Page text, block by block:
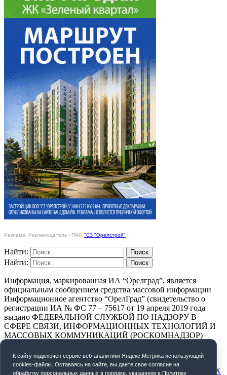
Реклама. Рекламодатель - ПАО "СЗ "Орелстрой"
Найти:
Найти:
Информация, маркированная ИА “Орелград”, является
официальным сообщением средства массовой информации
Информационное агентство “ОрелГрад” (свидетельство о
регистрации ИА № ФС 77 – 75617 от 19 апреля 2019 года
выдано ФЕДЕРАЛЬНОЙ СЛУЖБОЙ ПО НАДЗОРУ В
СФЕРЕ СВЯЗИ, ИНФОРМАЦИОННЫХ ТЕХНОЛОГИЙ И
МАССОВЫХ КОММУНИКАЦИЙ (РОСКОМНАДЗОР)
ПОЛИТИКА КОНФИДЕНЦИАЛЬНОСТИ
СОГЛАСИЕ НА ОБРАБОТКУ ПЕРСОНАЛЬНЫХ ДАННЫХ
К cайту подключен сервис веб-аналитики Яндекс.Метрика использующий
cookies-файлы. Оставаясь на сайте, вы даете свое согласие на
обработку персональных данных в порядке, указанном в Политике